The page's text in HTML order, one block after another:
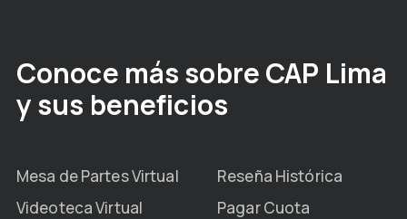
Conoce más sobre CAP Lima
y sus beneficios
Mesa de Partes Virtual
Reseña Histórica
Videoteca Virtual
Pagar Cuota